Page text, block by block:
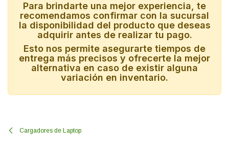
Para brindarte una mejor experiencia, te
recomendamos confirmar con la sucursal
la disponibilidad del producto que deseas
adquirir antes de realizar tu pago.
Esto nos permite asegurarte tiempos de
entrega más precisos y ofrecerte la mejor
alternativa en caso de existir alguna
variación en inventario.
Cargadores de Laptop